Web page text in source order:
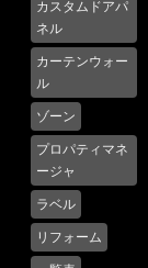
カスタムドアパ
ネル
カーテンウォー
ル
ゾーン
プロパティマネ
ージャ
ラベル
リフォーム